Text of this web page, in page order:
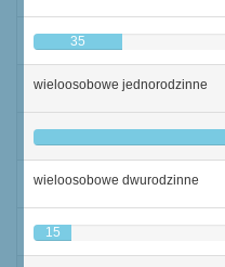
35
wieloosobowe jednorodzinne
wieloosobowe dwurodzinne
15